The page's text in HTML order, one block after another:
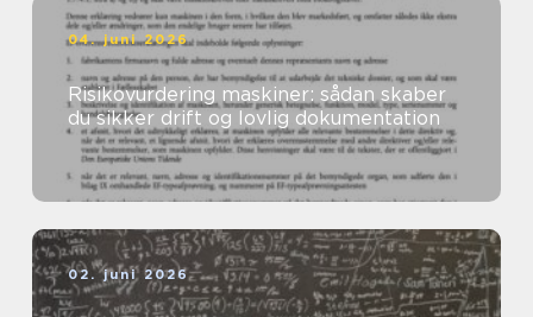
04. juni 2026
Risikovurdering maskiner: sådan skaber
du sikker drift og lovlig dokumentation
02. juni 2026